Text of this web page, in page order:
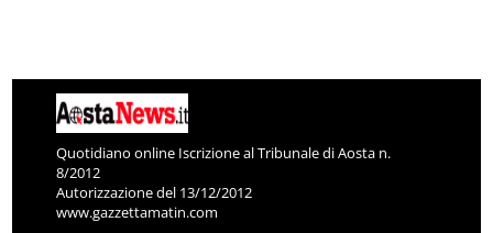
Quotidiano online Iscrizione al Tribunale di Aosta n.
8/2012
Autorizzazione del 13/12/2012
www.gazzettamatin.com